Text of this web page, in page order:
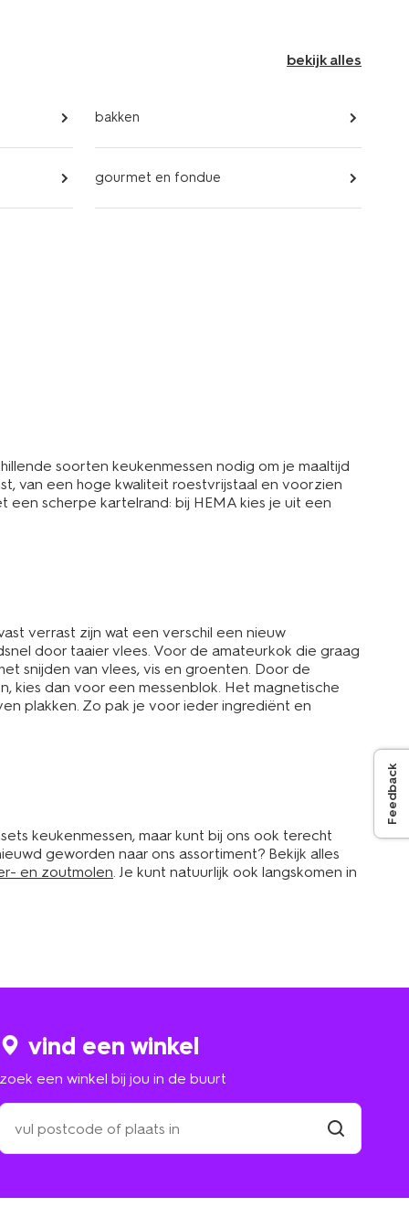
Feedback
bekijk alles
bakken
gourmet en fondue
soorten keukenmessen nodig om je maaltijd
van een hoge kwaliteit roestvrijstaal en voorzien
scherpe kartelrand: bij HEMA kies je uit een
verrast zijn wat een verschil een nieuw
door taaier vlees. Voor de amateurkok die graag
snijden van vlees, vis en groenten. Door de
kies dan voor een messenblok. Het magnetische
plakken. Zo pak je voor ieder ingrediënt en
keukenmessen, maar kunt bij ons ook terecht
geworden naar ons assortiment? Bekijk alles
en zoutmolen. Je kunt natuurlijk ook langskomen in
vind een winkel
een winkel bij jou in de buurt